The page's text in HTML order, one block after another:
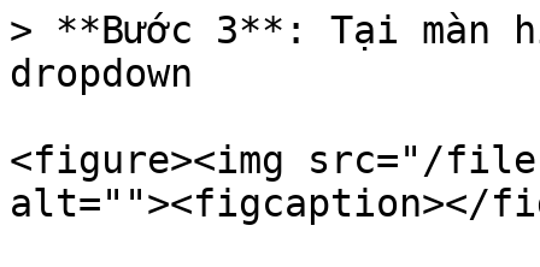
> **Bước 3**: Tại màn
dropdown
<figure><img src="/files/
alt=""><figcaption></